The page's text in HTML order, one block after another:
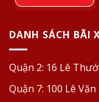
DANH SÁCH BÃI
Quận 2: 16 Lê
Quận 7: 100 Lê